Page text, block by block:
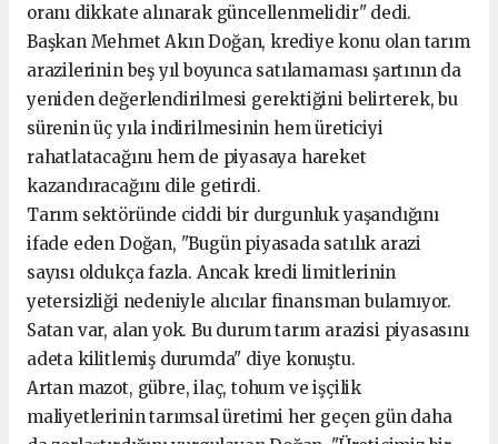
oranı dikkate alınarak güncellenmelidir" dedi.
Başkan Mehmet Akın Doğan, krediye konu olan tarım
arazilerinin beş yıl boyunca satılamaması şartının da
yeniden değerlendirilmesi gerektiğini belirterek, bu
sürenin üç yıla indirilmesinin hem üreticiyi
rahatlatacağını hem de piyasaya hareket
kazandıracağını dile getirdi.
Tarım sektöründe ciddi bir durgunluk yaşandığını
ifade eden Doğan, "Bugün piyasada satılık arazi
sayısı oldukça fazla. Ancak kredi limitlerinin
yetersizliği nedeniyle alıcılar finansman bulamıyor.
Satan var, alan yok. Bu durum tarım arazisi piyasasını
adeta kilitlemiş durumda" diye konuştu.
Artan mazot, gübre, ilaç, tohum ve işçilik
maliyetlerinin tarımsal üretimi her geçen gün daha